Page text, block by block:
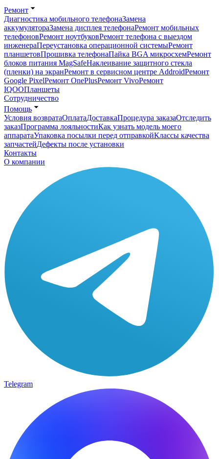
Ремонт
Диагностика мобильного телефонаЗамена
аккумулятораЗамена дисплея телефонаРемонт мобильных
телефоновРемонт ноутбуковРемонт телефона с выездом
инженераПереустановка операционной системыРемонт
планшетовПрошивка телефонаПайка BGA микросхемРемонт
блоков питания MagSafeНаклеивание защитного стекла
(пленки) на экранРемонт в сервисном центре AddroidРемонт
Google PixelРемонт OnePlusРемонт VivoРемонт
IQOOПланшеты
Сотрудничество
Помощь
Условия возвратаОплатаДоставкаПроцедура заказаОтследить
заказПрограмма лояльностиКак узнать модель моего
аппаратаУпаковка посылки перед отправкойКлассы качества
запчастейДефекты после установки
Контакты
О компании
Telegram